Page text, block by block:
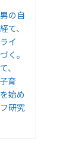
の自
て、
イ
く。
、
育
始め
研究